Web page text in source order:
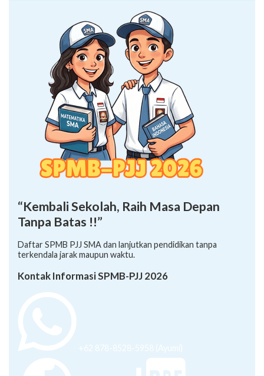
“Kembali Sekolah, Raih Masa Depan
Tanpa Batas !!”
Daftar SPMB PJJ SMA dan lanjutkan pendidikan tanpa
terkendala jarak maupun waktu.
Kontak Informasi SPMB-PJJ 2026
+62 878-8528-5958 (Ayumi)